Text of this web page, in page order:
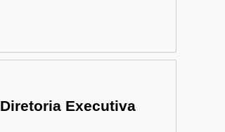
Diretoria Executiva